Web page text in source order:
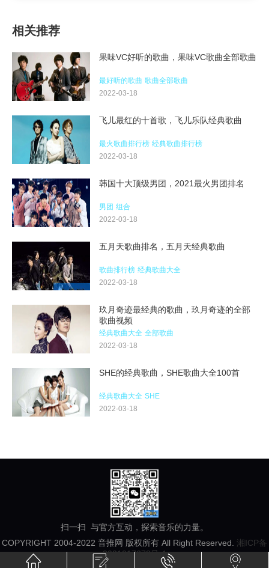
相关推荐
果味VC好听的歌曲，果味VC歌曲全部歌曲
最好听的歌曲 歌曲全部歌曲
2022-03-18
飞儿最红的十首歌，飞儿乐队经典歌曲
最火歌曲排行榜 经典歌曲排行榜
2022-03-18
韩国十大顶级男团，2021最火男团排名
男团 组合
2022-03-18
五月天歌曲排名，五月天经典歌曲
歌曲排行榜 经典歌曲大全
2022-03-18
玖月奇迹最经典的歌曲，玖月奇迹的全部
歌曲视频
经典歌曲大全 全部歌曲
2022-03-18
SHE的经典歌曲，SHE歌曲大全100首
经典歌曲大全 SHE
2022-03-18
扫一扫 与官方互动，探索音乐的力量。
COPYRIGHT 2004-2022 音推网 版权所有 All Right Reserved. 湘ICP备
2021017678号-1